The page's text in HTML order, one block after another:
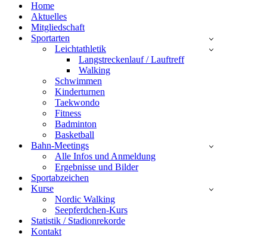
Home
Aktuelles
Mitgliedschaft
Sportarten
Leichtathletik
Langstreckenlauf / Lauftreff
Walking
Schwimmen
Kinderturnen
Taekwondo
Fitness
Badminton
Basketball
Bahn-Meetings
Alle Infos und Anmeldung
Ergebnisse und Bilder
Sportabzeichen
Kurse
Nordic Walking
Seepferdchen-Kurs
Statistik / Stadionrekorde
Kontakt